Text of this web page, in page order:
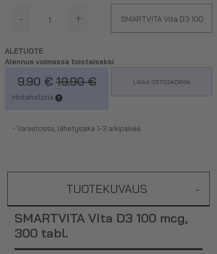
- + SMARTVITA Vita D3 100
ALETUOTE
Alennus voimassa toistaiseksi
9.90 € 19.90 €
Hintahistoria
LISÄÄ OSTOSKORIIN
• Varastossa, lähetysaika 1-3 arkipäivää.
TUOTEKUVAUS -
SMARTVITA Vita D3 100 mcg,
300 tabl.